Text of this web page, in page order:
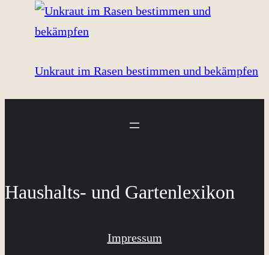
Unkraut im Rasen bestimmen und bekämpfen
Haushalts- und Gartenlexikon
Impressum